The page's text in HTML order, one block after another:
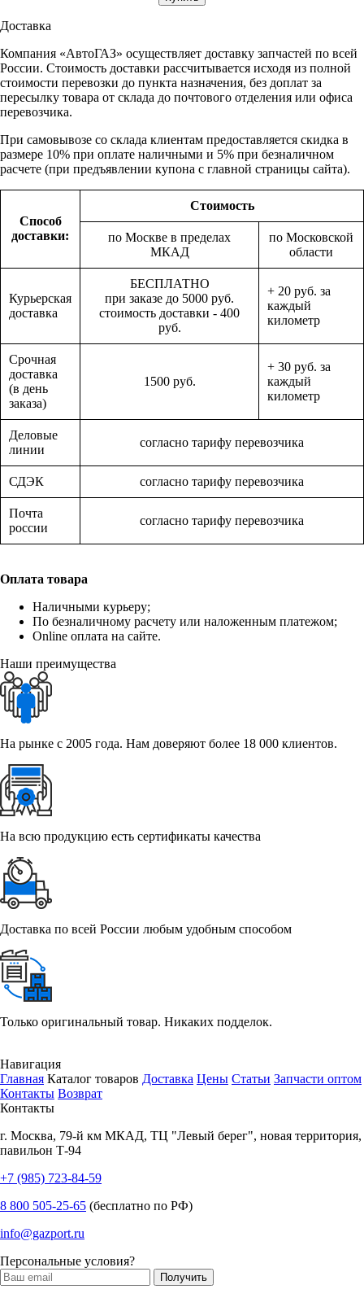
Доставка
Компания «АвтоГАЗ» осуществляет доставку запчастей по всей
России. Стоимость доставки рассчитывается исходя из полной
стоимости перевозки до пункта назначения, без доплат за
пересылку товара от склада до почтового отделения или офиса
перевозчика.
При самовывозе со склада клиентам предоставляется скидка в
размере 10% при оплате наличными и 5% при безналичном
расчете (при предъявлении купона с главной страницы сайта).
Способ
доставки:
Стоимость
по Москве в пределах
МКАД
по Московской
области
Курьерская
доставка
БЕСПЛАТНО
при заказе до 5000 руб.
стоимость доставки - 400
руб.
+ 20 руб. за
каждый
километр
Срочная
доставка
(в день
заказа)
1500 руб.
+ 30 руб. за
каждый
километр
Деловые
линии
согласно тарифу перевозчика
СДЭК согласно тарифу перевозчика
Почта
россии
согласно тарифу перевозчика
Оплата товара
Наличными курьеру;
По безналичному расчету или наложенным платежом;
Online оплата на сайте.
Наши преимущества
На рынке с 2005 года. Нам доверяют более 18 000 клиентов.
На всю продукцию есть сертификаты качества
Доставка по всей России любым удобным способом
Только оригинальный товар. Никаких подделок.
Навигация
Главная Каталог товаров Доставка Цены Статьи Запчасти оптом
Контакты Возврат
Контакты
г. Москва, 79-й км МКАД, ТЦ "Левый берег", новая территория,
павильон Т-94
+7 (985) 723-84-59
8 800 505-25-65 (бесплатно по РФ)
info@gazport.ru
Персональные условия?